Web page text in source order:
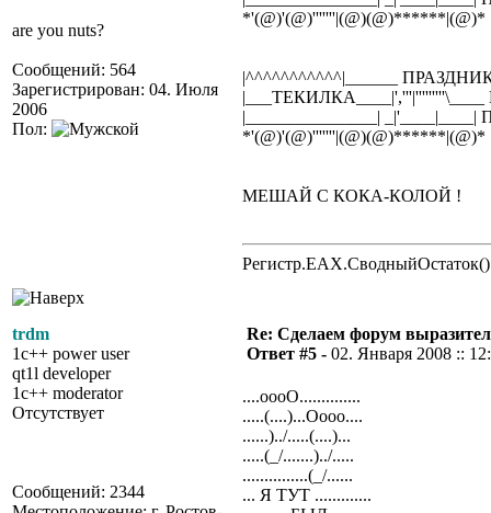
are you nuts?
Сообщений: 564
Зарегистрирован: 04. Июля
2006
Пол:
*'(@)'(@)'''''''|(@)(@)******|(@)*
|^^^^^^^^^^^|______
|_______________|
*'(@)'(@)'''''''|(@)(@)******|(@)*
МЕШАЙ С КОКА-КОЛОЙ !
Регистр.EAX.СводныйОстаток()
trdm
1c++ power user
qt1l developer
1c++ moderator
Отсутствует
Сообщений: 2344
Re: Сделаем форум
Ответ #5 - 02. Января 2008 ::
....oooO..............
.....(....)...Oooo....
......)../.....(....)...
.....(_/.......)../.....
...............(_/......
... Я ТУТ .............